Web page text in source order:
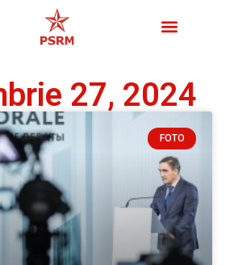
27, 2024
FOTO